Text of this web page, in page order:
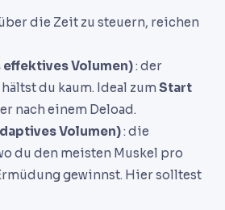
die Zeit zu steuern, reichen
effektives Volumen): der
du kaum. Ideal zumStart
nach einem Deload.
Volumen): die
du den meisten Muskel pro
gewinnst. Hier solltest